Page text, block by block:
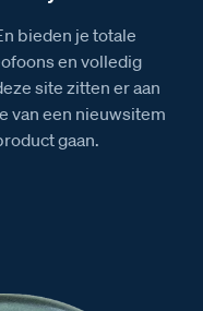
bieden je totale
en volledig
site zitten er aan
van een nieuwsitem
gaan.